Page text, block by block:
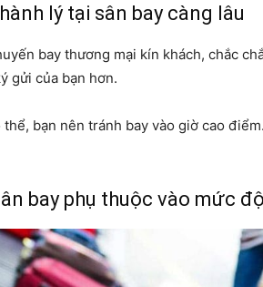
lý tại sân bay càng lâu
bay thương mại kín khách, chắc
gửi của bạn hơn.
bạn nên tránh bay vào giờ cao
bay phụ thuộc vào mức